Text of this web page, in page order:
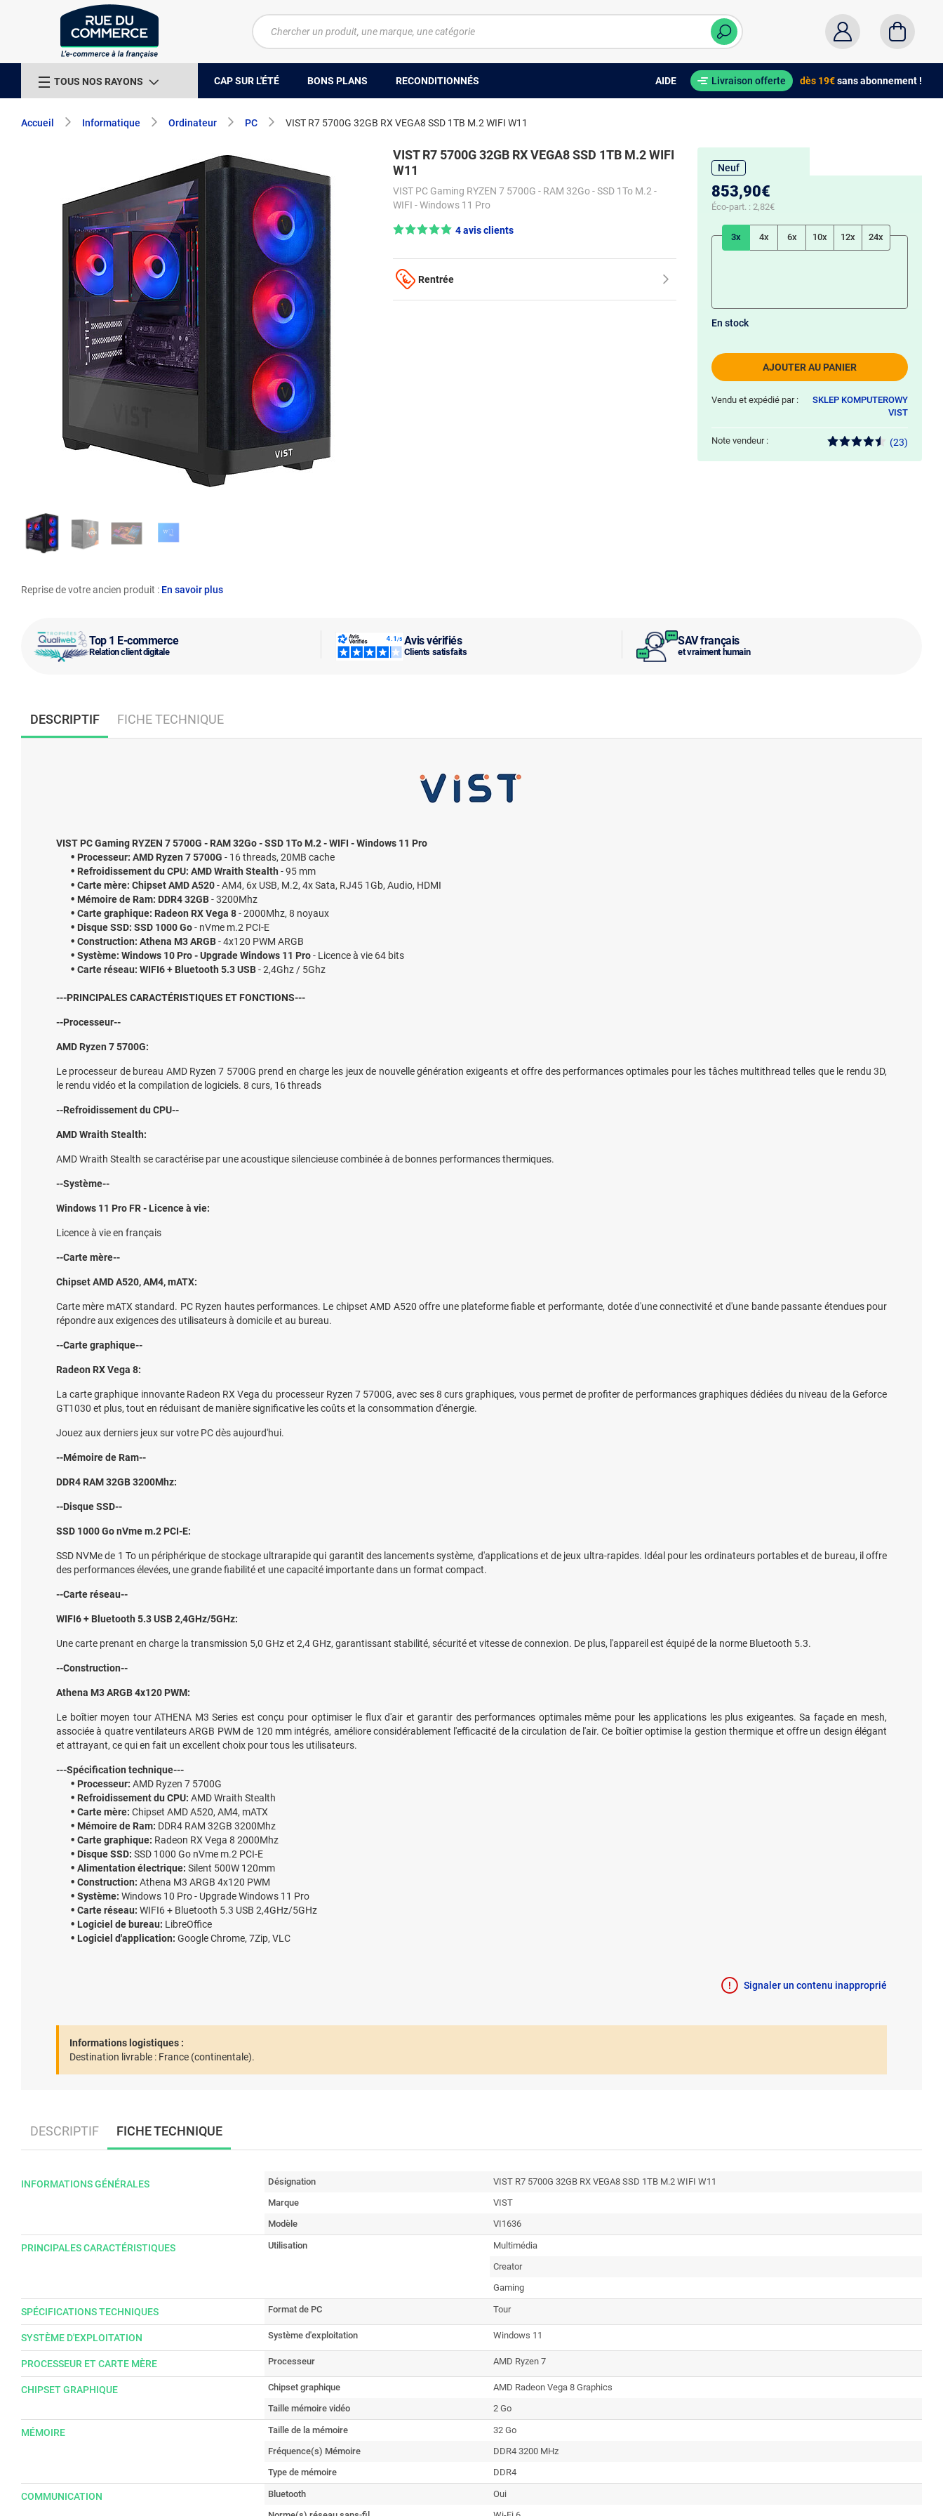
TOUS NOS RAYONS CAP SUR L'ÉTÉ BONS PLANS RECONDITIONNÉS AIDE Livraison offerte dès 19€sans abonnement !
Accueil Informatique Ordinateur PC VIST R7 5700G 32GB RX VEGA8 SSD 1TB M.2 WIFI W11
Top 1 E-commerce
Relation client digitale
Avis vérifiés
Clients satisfaits
SAV français
et vraiment humain
Reprise de votre ancien produit : En savoir plus
VIST R7 5700G 32GB RX VEGA8 SSD 1TB M.2 WIFI
W11
VIST PC Gaming RYZEN 7 5700G - RAM 32Go - SSD 1To M.2 -
WIFI - Windows 11 Pro
Note : 5/5 — 4 avis clients
Rentrée
Neuf
853,90€
Éco-part. : 2,82€
3x 4x 6x 10x 12x 24x
AJOUTER AU PANIER
En stock
Vendu et expédié par :
SKLEP KOMPUTEROWY
VIST
Note vendeur : (23)
DESCRIPTIF FICHE TECHNIQUE
VIST PC Gaming RYZEN 7 5700G - RAM 32Go - SSD 1To M.2 - WIFI - Windows 11 Pro
Processeur: AMD Ryzen 7 5700G - 16 threads, 20MB cache
Refroidissement du CPU: AMD Wraith Stealth - 95 mm
Carte mère: Chipset AMD A520- AM4, 6x USB, M.2, 4x Sata, RJ45 1Gb, Audio, HDMI
Mémoire de Ram: DDR4 32GB- 3200Mhz
Carte graphique: Radeon RX Vega 8- 2000Mhz, 8 noyaux
Disque SSD: SSD 1000 Go- nVme m.2 PCI-E
Construction: Athena M3 ARGB- 4x120 PWM ARGB
Système: Windows 10 Pro - Upgrade Windows 11 Pro- Licence à vie 64 bits
Carte réseau: WIFI6 + Bluetooth 5.3 USB- 2,4Ghz / 5Ghz
---PRINCIPALES CARACTÉRISTIQUES ET FONCTIONS---
--Processeur--
AMD Ryzen 7 5700G:
Le processeur de bureau AMD Ryzen 7 5700G prend en charge les jeux de nouvelle génération exigeants et offre des performances optimales pour les tâches multithread telles que le rendu 3D,
le rendu vidéo et la compilation de logiciels. 8 curs, 16 threads
--Refroidissement du CPU--
AMD Wraith Stealth:
AMD Wraith Stealth se caractérise par une acoustique silencieuse combinée à de bonnes performances thermiques.
--Système--
Windows 11 Pro FR - Licence à vie:
Licence à vie en français
--Carte mère--
Chipset AMD A520, AM4, mATX:
Carte mère mATX standard. PC Ryzen hautes performances. Le chipset AMD A520 offre une plateforme fiable et performante, dotée d'une connectivité et d'une bande passante étendues pour
répondre aux exigences des utilisateurs à domicile et au bureau.
--Carte graphique--
Radeon RX Vega 8:
La carte graphique innovante Radeon RX Vega du processeur Ryzen 7 5700G, avec ses 8 curs graphiques, vous permet de profiter de performances graphiques dédiées du niveau de la Geforce
GT1030 et plus, tout en réduisant de manière significative les coûts et la consommation d'énergie.
Jouez aux derniers jeux sur votre PC dès aujourd'hui.
--Mémoire de Ram--
DDR4 RAM 32GB 3200Mhz:
--Disque SSD--
SSD 1000 Go nVme m.2 PCI-E:
SSD NVMe de 1 To un périphérique de stockage ultrarapide qui garantit des lancements système, d'applications et de jeux ultra-rapides. Idéal pour les ordinateurs portables et de bureau, il offre
des performances élevées, une grande fiabilité et une capacité importante dans un format compact.
--Carte réseau--
WIFI6 + Bluetooth 5.3 USB 2,4GHz/5GHz:
Une carte prenant en charge la transmission 5,0 GHz et 2,4 GHz, garantissant stabilité, sécurité et vitesse de connexion. De plus, l'appareil est équipé de la norme Bluetooth 5.3.
--Construction--
Athena M3 ARGB 4x120 PWM:
Le boîtier moyen tour ATHENA M3 Series est conçu pour optimiser le flux d'air et garantir des performances optimales même pour les applications les plus exigeantes. Sa façade en mesh,
associée à quatre ventilateurs ARGB PWM de 120 mm intégrés, améliore considérablement l'efficacité de la circulation de l'air. Ce boîtier optimise la gestion thermique et offre un design élégant
et attrayant, ce qui en fait un excellent choix pour tous les utilisateurs.
---Spécification technique---
Processeur: AMD Ryzen 7 5700G
Refroidissement du CPU: AMD Wraith Stealth
Carte mère: Chipset AMD A520, AM4, mATX
Mémoire de Ram: DDR4 RAM 32GB 3200Mhz
Carte graphique: Radeon RX Vega 8 2000Mhz
Disque SSD: SSD 1000 Go nVme m.2 PCI-E
Alimentation électrique: Silent 500W 120mm
Construction: Athena M3 ARGB 4x120 PWM
Système: Windows 10 Pro - Upgrade Windows 11 Pro
Carte réseau: WIFI6 + Bluetooth 5.3 USB 2,4GHz/5GHz
Logiciel de bureau: LibreOffice
Logiciel d'application: Google Chrome, 7Zip, VLC
Signaler un contenu inapproprié
Informations logistiques :
Destination livrable : France (continentale).
DESCRIPTIF FICHE TECHNIQUE
INFORMATIONS GÉNÉRALES Désignation
VIST R7 5700G 32GB RX VEGA8 SSD 1TB M.2 WIFI W11
Marque
VIST
Modèle
VI1636
PRINCIPALES CARACTÉRISTIQUES Utilisation
Multimédia
Creator
Gaming
SPÉCIFICATIONS TECHNIQUES Format de PC Tour
SYSTÈME D'EXPLOITATION Système d'exploitation Windows 11
PROCESSEUR ET CARTE MÈRE Processeur AMD Ryzen 7
CHIPSET GRAPHIQUE Chipset graphique
AMD Radeon Vega 8 Graphics
Taille mémoire vidéo
2 Go
MÉMOIRE Taille de la mémoire
32 Go
Fréquence(s) Mémoire
DDR4 3200 MHz
Type de mémoire
DDR4
COMMUNICATION Bluetooth
Oui